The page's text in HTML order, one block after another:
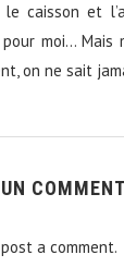
caisson et
moi… Mais
on ne sait
a comment.